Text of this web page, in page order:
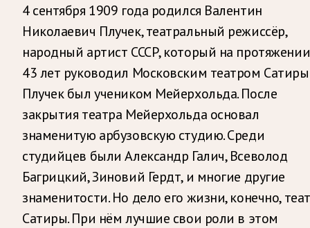
4 сентября 1909 года родился Валентин
Николаевич Плучек, театральный режиссёр,
народный артист СССР, который на протяжении
43 лет руководил Московским театром
Плучек был учеником Мейерхольда. После
закрытия театра Мейерхольда основал
знаменитую арбузовскую студию. Среди
студийцев были Александр Галич, Всеволод
Багрицкий, Зиновий Гердт, и многие другие
знаменитости. Но дело его жизни, конечно,
Сатиры. При нём лучшие свои роли в этом